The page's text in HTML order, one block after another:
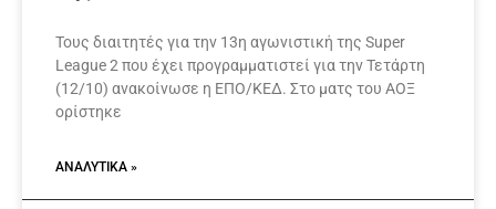
Τους διαιτητές για την 13η αγωνιστική της Super
League 2 που έχει προγραμματιστεί για την Τετάρτη
(12/10) ανακοίνωσε η ΕΠΟ/ΚΕΔ. Στο ματς του ΑΟΞ
ορίστηκε
ΑΝΑΛΥΤΙΚΆ »